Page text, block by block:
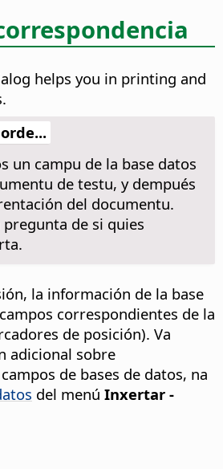
helps you in printing and
un campu de la base datos
de testu, y dempués
del documentu.
pregunta de si quies
la información de la base
correspondientes de la
de posición). Va
adicional sobre
de bases de datos, na
del menú Inxertar -